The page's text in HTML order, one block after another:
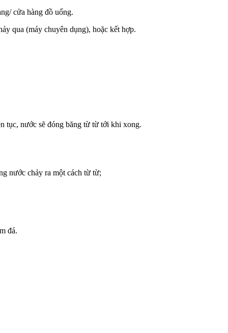
cửa hàng đồ uống.
qua (máy chuyên dụng), hoặc kết hợp.
tục, nước sẽ đóng băng từ từ tới khi xong.
nước chảy ra một cách từ từ;
đá.